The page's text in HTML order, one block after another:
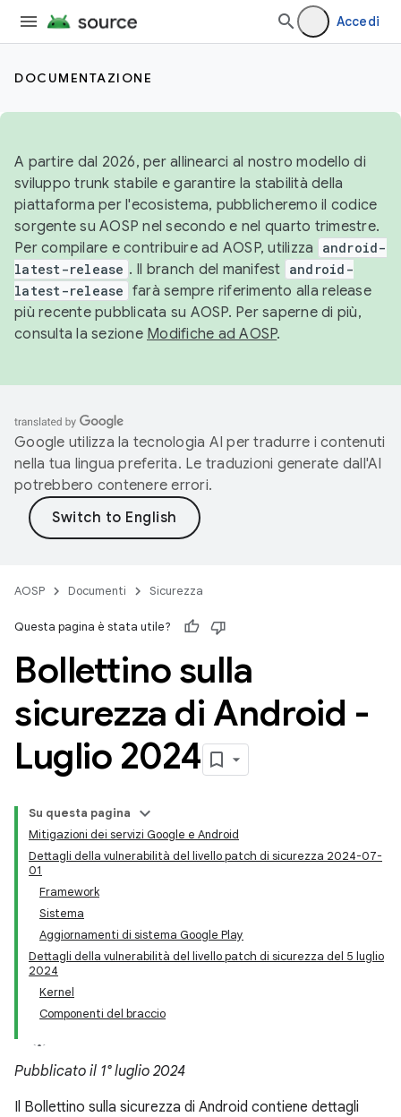
Accedi
DOCUMENTAZIONE
A partire dal 2026, per allinearci al nostro modello di
sviluppo trunk stabile e garantire la stabilità della
piattaforma per l'ecosistema, pubblicheremo il codice
sorgente su AOSP nel secondo e nel quarto trimestre.
Per compilare e contribuire ad AOSP, utilizza
android-
latest-release . Il branch del manifest android-
latest-release farà sempre riferimento alla release
più recente pubblicata su AOSP. Per saperne di più,
consulta la sezione Modifiche ad AOSP.
Google utilizza la tecnologia AI per tradurre i contenuti
nella tua lingua preferita. Le traduzioni generate dall'AI
potrebbero contenere errori.
AOSP Documenti Sicurezza
Questa pagina è stata utile?
Bollettino sulla
sicurezza di Android -
Luglio 2024
Su questa pagina
Mitigazioni dei servizi Google e Android
Dettagli della vulnerabilità del livello patch di sicurezza 2024-07-
01
Framework
Sistema
Aggiornamenti di sistema Google Play
Dettagli della vulnerabilità del livello patch di sicurezza del 5 luglio
2024
Kernel
Componenti del braccio
Pubblicato il 1° luglio 2024
Il Bollettino sulla sicurezza di Android contiene dettagli